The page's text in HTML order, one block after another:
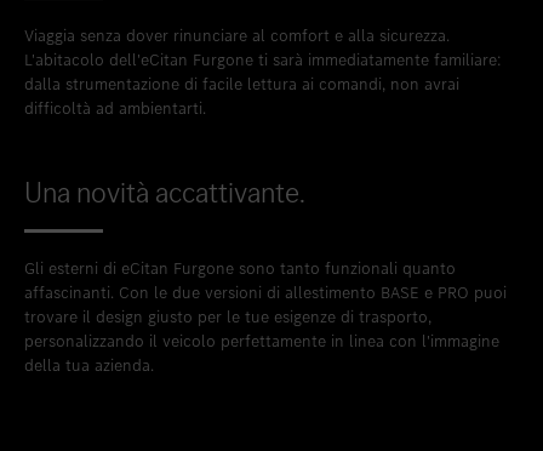
Viaggia senza dover rinunciare al comfort e alla sicurezza.
L'abitacolo dell'eCitan Furgone ti sarà immediatamente familiare:
dalla strumentazione di facile lettura ai comandi, non avrai
difficoltà ad ambientarti.​
Una novità accattivante.
Gli esterni di eCitan Furgone sono tanto funzionali quanto
affascinanti. Con le due versioni di allestimento BASE e PRO puoi
trovare il design giusto per le tue esigenze di trasporto,
personalizzando il veicolo perfettamente in linea con l'immagine
della tua azienda.